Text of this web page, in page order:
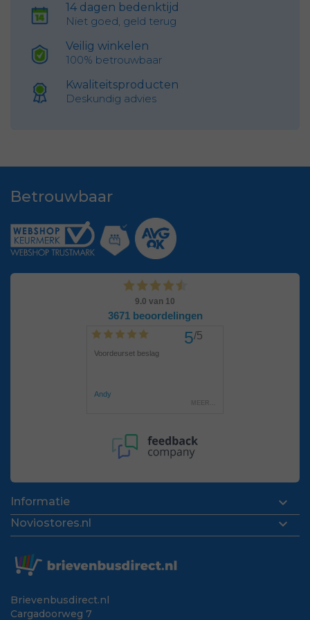
14 dagen bedenktijd
Niet goed, geld terug
Veilig winkelen
100% betrouwbaar
Kwaliteitsproducten
Deskundig advies
Betrouwbaar
Informatie 
Noviostores.nl 
Brievenbusdirect.nl
Cargadoorweg 7